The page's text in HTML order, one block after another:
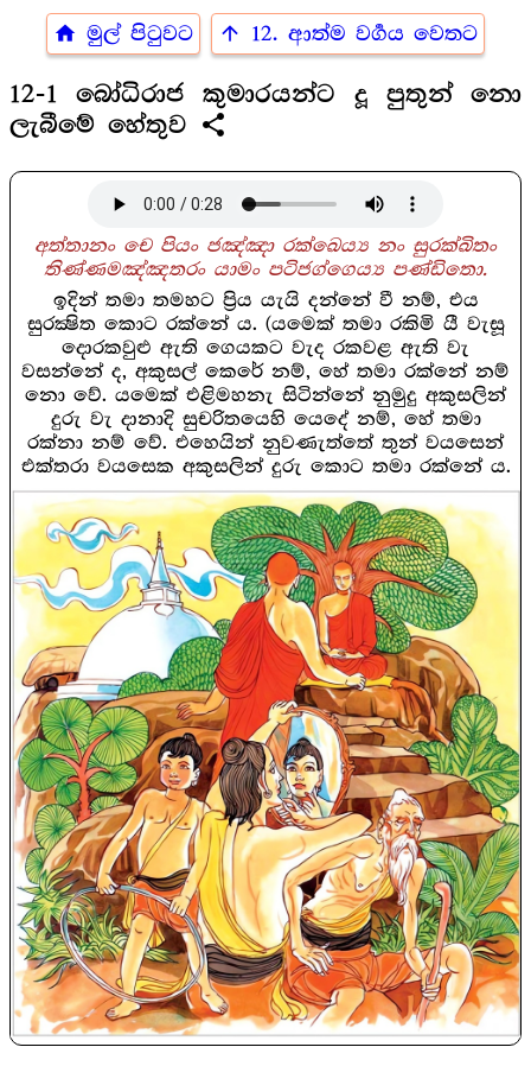
home මුල් පිටුවට arrow_upward 12. ආත්ම වර්‍ගය වෙතට
12-1 බෝධිරාජ කුමාරයන්ට දූ පුතුන් නො
ලැබීමේ හේතුව share
අත්තානං චෙ පියං ජඤ්ඤා රක්ඛෙය්‍ය නං සුරක්ඛිතං
තිණ්ණමඤ්ඤතරං යාමං පටිජග්ගෙය්‍ය පණ්ඩිතො.
ඉදින් තමා තමහට ප්‍රිය යැයි දන්නේ වී නම්, එය
සුරක්‍ෂිත කොට රක්නේ ය. (යමෙක් තමා රකිමි යී වැසූ
දොරකවුළු ඇති ගෙයකට වැද රකවළ ඇති වැ
වසන්නේ ද, අකුසල් කෙරේ නම්, හේ තමා රක්නේ නම්
නො වේ. යමෙක් එළිමහනැ සිටින්නේ නුමුදු අකුසලින්
දුරු වැ දානාදි සුචරිතයෙහි යෙදේ නම්, හේ තමා
රක්නා නම් වේ. එහෙයින් නුවණැත්තේ තුන් වයසෙන්
එක්තරා වයසෙක අකුසලින් දුරු කොට තමා රක්නේ ය.